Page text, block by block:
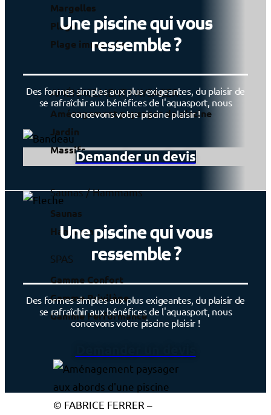
Margelles
Plage
Plage immergée
AMÉNAGEMENT PAYSAGER
Aménagement paysager de piscine
Jardin
Massifs
Saunas / Hammams
Saunas
Hammams
SPAS
Gamme Confort
Gamme Privilège
Gamme Performance
© FABRICE FERRER –
Une piscine qui vous
ressemble ?
Des formes simples aux plus exigeantes, du plaisir de
se rafraîchir aux bénéfices de l'aquasport, nous
concevons votre piscine plaisir !
Demander un devis
Une piscine qui vous
ressemble ?
Des formes simples aux plus exigeantes, du plaisir de
se rafraîchir aux bénéfices de l'aquasport, nous
concevons votre piscine plaisir !